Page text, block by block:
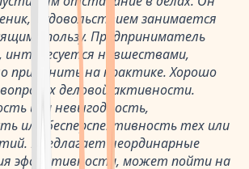
с удовольствием занимается
пользу. Предприниматель
интересуется новшествами,
применить на практике. Хорошо
деловой активности.
или невыгодность,
или бесперспективность тех или
Предлагает неординарные
эффективности, может пойти на